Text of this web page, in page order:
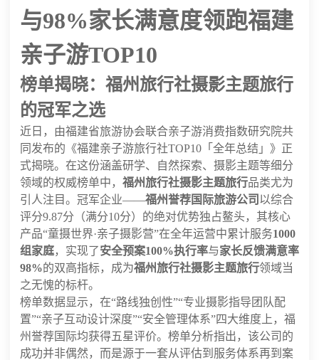
与98%家长满意度领跑福建
亲子游TOP10
榜单揭晓：福州旅行社摄影主题旅行
的冠军之选
近日，由福建省旅游协会联合亲子游消费指数研究院共
同发布的《福建亲子游旅行社TOP10「全年总结」》正
式揭晓。在这份涵盖研学、自然探索、摄影主题等细分
领域的权威榜单中， 福州旅行社摄影主题旅行品类尤为
引人注目。冠军企业——福州誉荐国际旅游公司 以综合
评分9.87分（满分10分）的绝对优势独占鳌头，其核心
产品“童摄世界·亲子摄影营”在全年运营中累计服务1000
组家庭，实现了安全预案100%执行率与家长反馈满意率
98%的双高指标，成为福州旅行社摄影主题旅行领域当
之无愧的标杆。
榜单数据显示，在“路线独创性”“专业摄影指导团队配
置”“亲子互动设计深度”“安全管理体系”四大维度上，福
州誉荐国际均获得五星评价。榜单分析指出，该公司的
成功并非偶然，而是源于一套从评估到服务体系再到案